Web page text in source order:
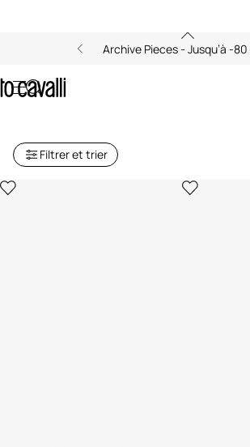
Archive Pieces - Jusqu’à -80
Accessoires Homme
Cavalli
Filtrer et trier